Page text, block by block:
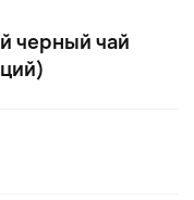
черный чай